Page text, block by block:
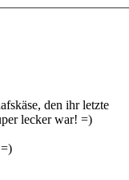
den ihr letzte
lecker war! =)